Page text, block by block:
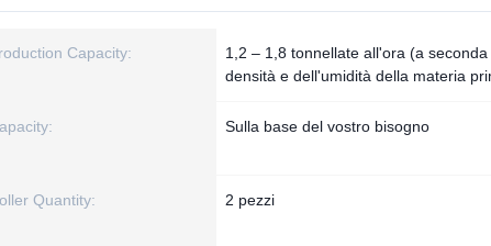
Capacity:
1,2 – 1,8 tonnellate all'ora (a seconda
densità e dell'umidità della materia
Sulla base del vostro bisogno
Quantity: 2 pezzi